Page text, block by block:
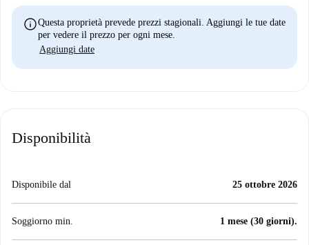
infoQuesta proprietà prevede prezzi stagionali. Aggiungi le tue date
per vedere il prezzo per ogni mese.
Aggiungi date
Disponibilità
Disponibile dal 25 ottobre 2026
Soggiorno min. 1 mese (30 giorni).